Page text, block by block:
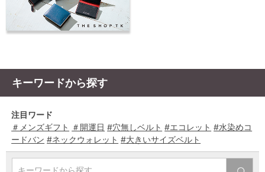
キーワードから探す
注目ワード
＃メンズギフト ＃開運日 #穴無しベルト #エコレット #水染めコ
ードバン #ネックウォレット #大きいサイズベルト